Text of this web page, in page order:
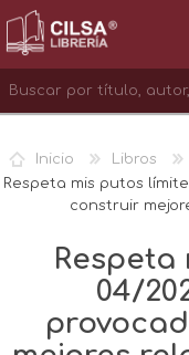
INICIAR SESIÓN
Inicio Libros
Respeta mis putos
construir
Respeta
04/